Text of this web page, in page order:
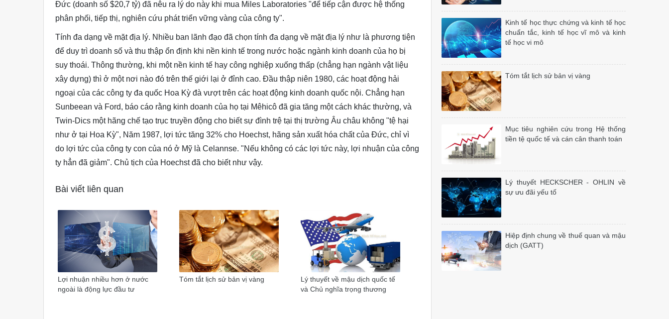
Đức (doanh số $20,7 tỷ) đã nêu ra lý do này khi mua Miles Laboratories "để tiếp cận được hệ thống
phân phối, tiếp thị, nghiên cứu phát triển vững vàng của công ty".
Tính đa dạng về mặt địa lý. Nhiều ban lãnh đạo đã chọn tính đa dạng về mặt địa lý như là phương tiện
để duy trì doanh số và thu thập ổn định khi nền kinh tế trong nước hoặc ngành kinh doanh của họ bị
suy thoái. Thông thường, khi một nền kinh tế hay công nghiệp xuống thấp (chẳng hạn ngành vật liệu
xây dựng) thì ở một nơi nào đó trên thế giới lại ở đỉnh cao. Đầu thập niên 1980, các hoạt động hải
ngoại của các công ty đa quốc Hoa Kỳ đà vượt trên các hoạt động kinh doanh quốc nội. Chẳng hạn
Sunbeean và Ford, báo cáo rằng kinh doanh của họ tại Mêhicô đã gia tăng một cách khác thường, và
Twin-Dics một hãng chế tạo trục truyền động cho biết sự đình trệ tại thị trường Âu châu không "tệ hại
như ở tại Hoa Kỳ", Năm 1987, lợi tức tăng 32% cho Hoechst, hãng sản xuất hóa chất của Đức, chỉ vì
do lợi tức của công ty con của nó ở Mỹ là Celannse. "Nếu không có các lợi tức này, lợi nhuận của công
ty hẳn đã giảm". Chủ tịch của Hoechst đã cho biết như vậy.
Bài viết liên quan
Lợi nhuận nhiều hơn ở nước
ngoài là động lực đầu tư
Tóm tắt lịch sử bản vị vàng
Lý thuyết về mậu dịch quốc tế
và Chủ nghĩa trọng thương
Kinh tế học thực chứng và kinh tế học
chuẩn tắc, kinh tế học vĩ mô và kinh
tế học vi mô
Tóm tắt lịch sử bản vị vàng
Mục tiêu nghiên cứu trong Hệ thống
tiền tệ quốc tế và cán cân thanh toán
Lý thuyết HECKSCHER - OHLIN về
sự ưu đãi yếu tố
Hiệp định chung về thuế quan và mậu
dịch (GATT)